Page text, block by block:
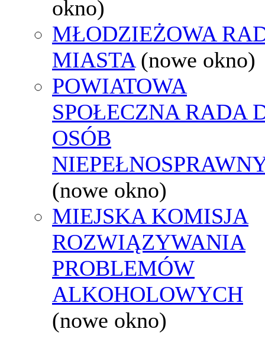
okno)
MŁODZIEŻOWA
MIASTA (nowe okno)
POWIATOWA
SPOŁECZNA RADA
OSÓB
(nowe okno)
MIEJSKA KOMISJA
ROZWIĄZYWANIA
PROBLEMÓW
ALKOHOLOWYCH
(nowe okno)